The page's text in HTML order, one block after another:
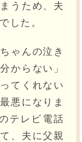
うため、夫
した。
ゃんの泣き
からない」
てくれない
悪になりま
テレビ電話
、夫に父親